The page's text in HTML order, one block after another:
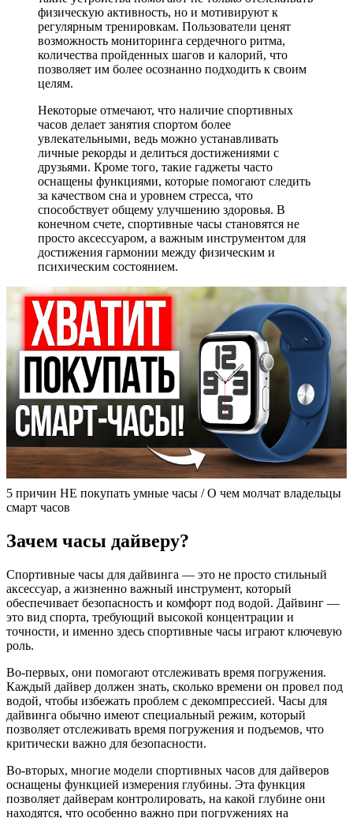
физическую активность, но и мотивируют к
регулярным тренировкам. Пользователи ценят
возможность мониторинга сердечного ритма,
количества пройденных шагов и калорий, что
позволяет им более осознанно подходить к своим
целям.
Некоторые отмечают, что наличие спортивных
часов делает занятия спортом более
увлекательными, ведь можно устанавливать
личные рекорды и делиться достижениями с
друзьями. Кроме того, такие гаджеты часто
оснащены функциями, которые помогают следить
за качеством сна и уровнем стресса, что
способствует общему улучшению здоровья. В
конечном счете, спортивные часы становятся не
просто аксессуаром, а важным инструментом для
достижения гармонии между физическим и
психическим состоянием.
5 причин НЕ покупать умные часы / О чем молчат владельцы
смарт часов
Зачем часы дайверу?
Спортивные часы для дайвинга — это не просто стильный
аксессуар, а жизненно важный инструмент, который
обеспечивает безопасность и комфорт под водой. Дайвинг —
это вид спорта, требующий высокой концентрации и
точности, и именно здесь спортивные часы играют ключевую
роль.
Во-первых, они помогают отслеживать время погружения.
Каждый дайвер должен знать, сколько времени он провел под
водой, чтобы избежать проблем с декомпрессией. Часы для
дайвинга обычно имеют специальный режим, который
позволяет отслеживать время погружения и подъемов, что
критически важно для безопасности.
Во-вторых, многие модели спортивных часов для дайверов
оснащены функцией измерения глубины. Эта функция
позволяет дайверам контролировать, на какой глубине они
находятся, что особенно важно при погружениях на